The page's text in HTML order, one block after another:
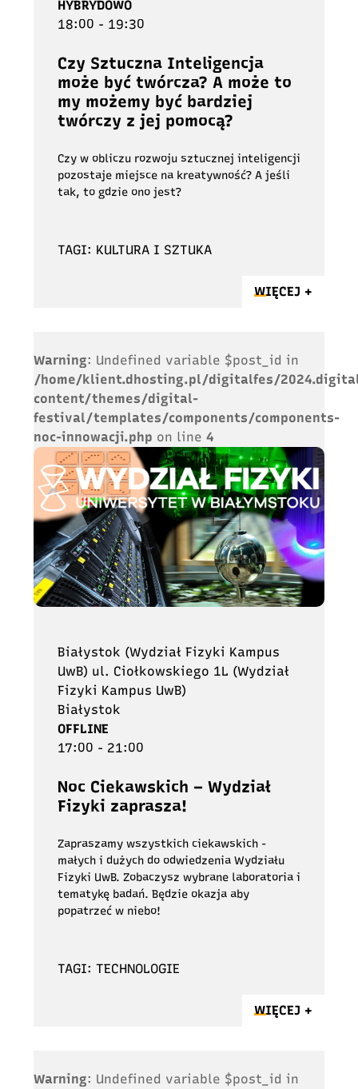
HYBRYDOWO
18:00 - 19:30
Czy Sztuczna Inteligencja
może być twórcza? A może to
my możemy być bardziej
twórczy z jej pomocą?
Czy w obliczu rozwoju sztucznej inteligencji
pozostaje miejsce na kreatywność? A jeśli
tak, to gdzie ono jest?
TAGI: KULTURA I SZTUKA
WIĘCEJ +
Warning: Undefined variable $post_id in
/home/klient.dhosting.pl/digitalfes/
content/themes/digital-
festival/templates/components/components-
noc-innowacji.php on line 4
Białystok (Wydział Fizyki Kampus
UwB) ul. Ciołkowskiego 1L (Wydział
Fizyki Kampus UwB)
Białystok
OFFLINE
17:00 - 21:00
Noc Ciekawskich – Wydział
Fizyki zaprasza!
Zapraszamy wszystkich ciekawskich -
małych i dużych do odwiedzenia Wydziału
Fizyki UwB. Zobaczysz wybrane laboratoria i
tematykę badań. Będzie okazja aby
popatrzeć w niebo!
TAGI: TECHNOLOGIE
WIĘCEJ +
Warning: Undefined variable $post_id in